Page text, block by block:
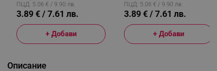
ПЦД: 5.06 € / 9.90 лв.
3.89 € / 7.61 лв.
+ Добави
ПЦД: 5.06 € / 9.90 лв.
3.89 € / 7.61 лв.
+ Добави
Описание